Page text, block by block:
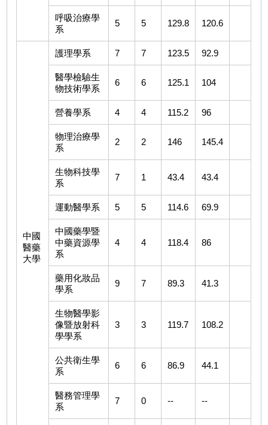
呼吸治療學
系
5 5 129.8 120.6
中國
醫藥
大學
護理學系 7 7 123.5 92.9
醫學檢驗生
物技術學系
6 6 125.1 104
營養學系 4 4 115.2 96
物理治療學
系
2 2 146 145.4
生物科技學
系
7 1 43.4 43.4
運動醫學系 5 5 114.6 69.9
中國藥學暨
中藥資源學
系
4 4 118.4 86
藥用化妝品
學系
9 7 89.3 41.3
生物醫學影
像暨放射科
學學系
3 3 119.7 108.2
公共衛生學
系
6 6 86.9 44.1
醫務管理學
系
7 0 -- --